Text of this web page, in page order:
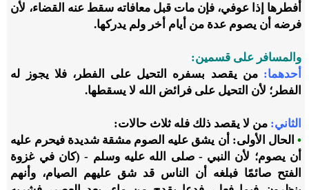
أفطرها إذا عوفي، فإن مات قبل معافاته سقط عنه القضاء، لأن
فرضه أن يصوم عدة من أيام أخر ولم يدركها.
والمسافر على قسمين:
أحدهما:من يقصد بسفره التحيل على الفطر، فلا يجوز له
الفطر؛ لأن التحيل على فرائض الله لا يسقطها.
الثاني: من لا يقصد ذلك فله ثلاث حالات:
• الحال الأولى: أن يشق عليه الصوم مشقة شديدة فيحرم عليه
أن يصوم؛ لأن النبي - صلى الله عليه وسلم - (كان في غزوة
الفتح صائمًا فبلغه أن الناس قد شق عليهم الصيام، وأنهم